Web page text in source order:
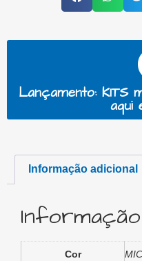
Lançamento: KITS
aqui
Informação adicional
Cor